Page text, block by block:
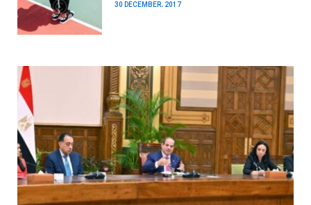
30 DECEMBER، 2017